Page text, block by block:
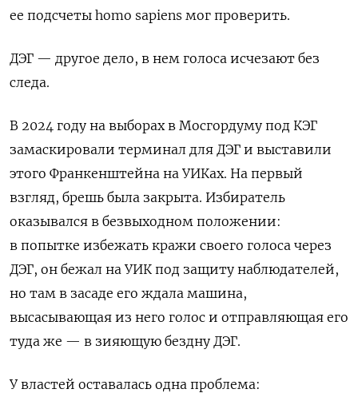
ее подсчеты homo sapiens мог проверить.
ДЭГ — другое дело, в нем голоса исчезают без
следа.
В 2024 году на выборах в Мосгордуму под КЭГ
замаскировали терминал для ДЭГ и выставили
этого Франкенштейна на УИКах. На первый
взгляд, брешь была закрыта. Избиратель
оказывался в безвыходном положении:
в попытке избежать кражи своего голоса через
ДЭГ, он бежал на УИК под защиту наблюдателей,
но там в засаде его ждала машина,
высасывающая из него голос и отправляющая его
туда же — в зияющую бездну ДЭГ.
У властей оставалась одна проблема: